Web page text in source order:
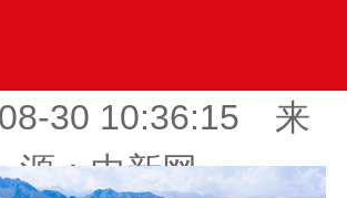
30 10:36:15 来
源：中新网